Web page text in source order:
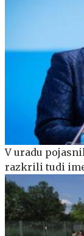
V uradu
razkrili tudi